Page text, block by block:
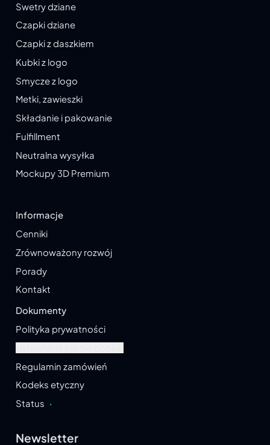
Swetry dziane
Czapki dziane
Czapki z daszkiem
Kubki z logo
Smycze z logo
Metki, zawieszki
Składanie i pakowanie
Fulfillment
Neutralna wysyłka
Mockupy 3D Premium
Informacje
Cenniki
Zrównoważony rozwój
Porady
Kontakt
Dokumenty
Polityka prywatności
Regulamin zamówień
Kodeks etyczny
Status ·
Newsletter